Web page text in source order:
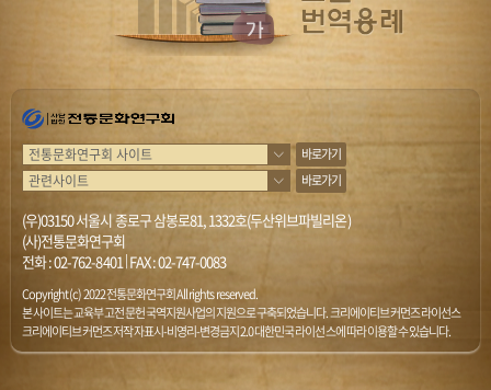
바로가기
바로가기
(우)03150 서울시 종로구 삼봉로81, 1332호(두산위브파빌리온)
(사)전통문화연구회
전화 :02-762-8401|FAX : 02-747-0083
Copyright (c) 2022 전통문화연구회 All rights reserved.
본 사이트는 교육부 고전문헌 국역지원사업의 지원으로 구축되었습니다. 크리에이티브 커먼즈 라이선스
크리에이티브 커먼즈 저작자표시-비영리-변경금지 2.0 대한민국 라이선스에 따라 이용할 수 있습니다.